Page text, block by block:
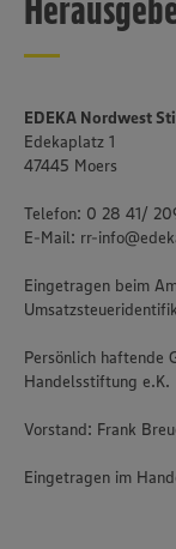
EDEKA Nordwest
Edekaplatz 1
47445 Moers
Telefon: 0 28 41/
E-Mail: rr-
Eingetragen beim
Persönlich haftende
Handelsstiftung e.K.
Vorstand: Frank
Eingetragen im